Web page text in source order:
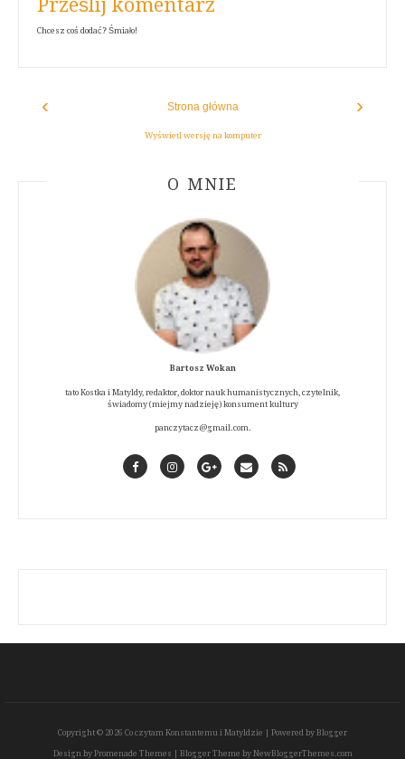
Prześlij komentarz
Chcesz coś dodać? Śmiało!
‹ ›
Strona główna
Wyświetl wersję na komputer
ABOUT AUTHOR
O MNIE
Bartosz Wokan
tato Kostka i Matyldy, redaktor, doktor nauk humanistycznych, czytelnik,
świadomy (miejmy nadzieję) konsument kultury
panczytacz@gmail.com.
FacebookInstagramGooglePlus
ContactRSS
Copyright © 2026 Co czytam Konstantemu i Matyldzie | Powered by Blogger
Design by Promenade Themes | Blogger Theme by NewBloggerThemes.com